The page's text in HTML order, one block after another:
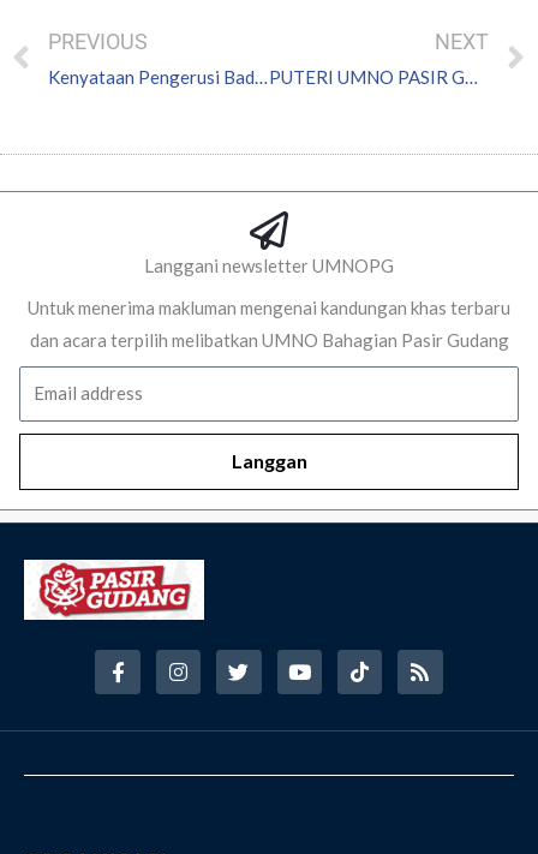
Prev
PREVIOUS
Kenyataan Pengerusi Badan Perhubungan UMNO Negeri Johor
NEXT
PUTERI UMNO PASIR GUDANG ZIARAH PENDUDUK PDM KOTA PUTERI
Langgani newsletter UMNOPG
Untuk menerima makluman mengenai kandungan khas terbaru
dan acara terpilih melibatkan UMNO Bahagian Pasir Gudang
Langgan
F
a
c
b
o
I
n
s
a
r
T
w
i
t
r
Y
o
u
u
e
T
i
k
o
R
s
s